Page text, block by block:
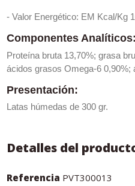
- Valor Energético: EM Kcal/Kg
Componentes Analíticos:
Proteína bruta 13,70%; grasa
ácidos grasos Omega-6 0,90%;
Presentación:
Latas húmedas de 300 gr.
Detalles del
Referencia PVT300013